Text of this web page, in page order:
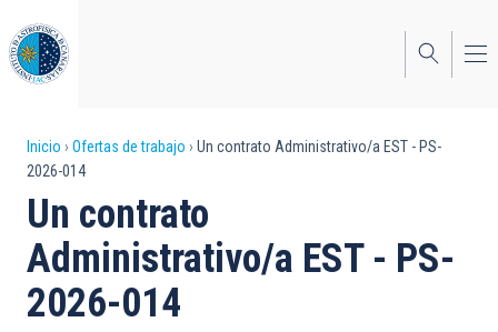
al
contenido
principal
Sobrescribir
enlaces
de
ayuda
a
Inicio Ofertas de trabajo
Un contrato Administrativo/a EST - PS-
2026-014
Un contrato
Administrativo/a EST - PS-
2026-014